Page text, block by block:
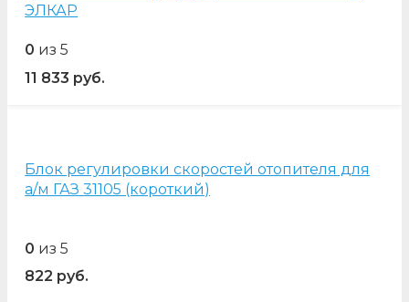
ЭЛКАР
0 из 5
11 833 руб.
Блок регулировки скоростей отопителя для
а/м ГАЗ 31105 (короткий)
0 из 5
822 руб.